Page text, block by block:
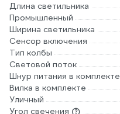
Длина светильника
Промышленный
Ширина светильника
Сенсор включения
Тип колбы
Световой поток
Шнур питания в комплекте
Вилка в комплекте
Уличный
Угол свечения